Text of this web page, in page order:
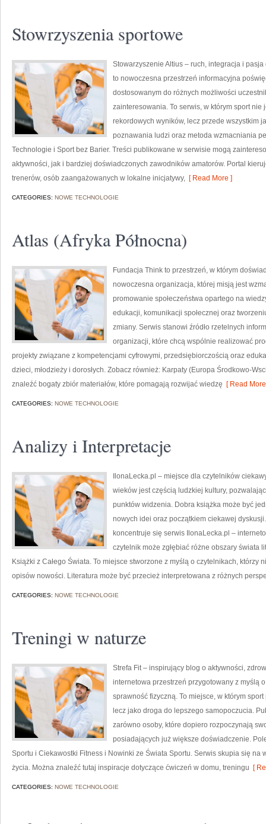
Stowrzyszenia sportowe
Stowarzyszenie Altius – ruch, integracja i
to nowoczesna przestrzeń informacyjna
dostosowanym do różnych możliwości
zainteresowania. To serwis, w którym sport
rekordowych wyników, lecz przede wszystkim
poznawania ludzi oraz metoda wzmacniania
Technologie i Sport bez Barier. Treści publikowane w serwisie mogą
aktywności, jak i bardziej doświadczonych zawodników amatorów. Portal
trenerów, osób zaangażowanych w lokalne inicjatywy, [ Read More ]
CATEGORIES: NOWE TECHNOLOGIE
Atlas (Afryka Północna)
Fundacja Think to przestrzeń, w którym
nowoczesna organizacja, której misją jest
promowanie społeczeństwa opartego na
edukacji, komunikacji społecznej oraz
zmiany. Serwis stanowi źródło rzetelnych
organizacji, które chcą wspólnie realizować
projekty związane z kompetencjami cyfrowymi, przedsiębiorczością oraz
dzieci, młodzieży i dorosłych. Zobacz również: Karpaty (Europa Środkowo-
znaleźć bogaty zbiór materiałów, które pomagają rozwijać wiedzę [ Read
CATEGORIES: NOWE TECHNOLOGIE
Analizy i Interpretacje
IlonaLecka.pl – miejsce dla czytelników
wieków jest częścią ludzkiej kultury,
punktów widzenia. Dobra książka może być
nowych idei oraz początkiem ciekawej dyskusji.
koncentruje się serwis IlonaLecka.pl –
czytelnik może zgłębiać różne obszary świata
Książki z Całego Świata. To miejsce stworzone z myślą o czytelnikach, którzy
opisów nowości. Literatura może być przecież interpretowana z różnych
CATEGORIES: NOWE TECHNOLOGIE
Treningi w naturze
Strefa Fit – inspirujący blog o aktywności,
internetowa przestrzeń przygotowany z myślą
sprawność fizyczną. To miejsce, w którym
lecz jako droga do lepszego samopoczucia.
zarówno osoby, które dopiero rozpoczynają
posiadających już większe doświadczenie.
Sportu i Ciekawostki Fitness i Nowinki ze Świata Sportu. Serwis skupia się na
życia. Można znaleźć tutaj inspiracje dotyczące ćwiczeń w domu, treningu [
CATEGORIES: NOWE TECHNOLOGIE